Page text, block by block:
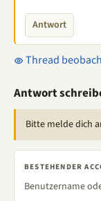
Antwort
Thread
Antwort
Bitte melde dich
BESTEHENDER
Benutzername